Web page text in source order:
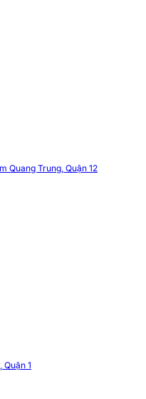
Quang Trung, Quận 12
Quận 1